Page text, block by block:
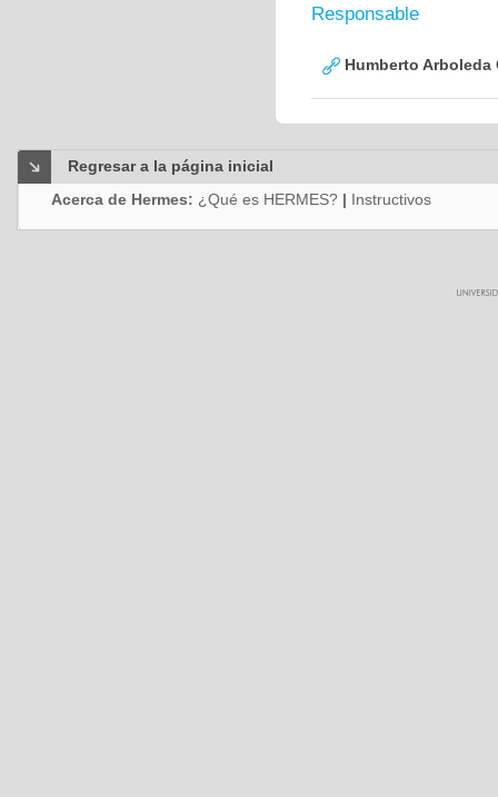
Responsable
Humberto Arboleda
Regresar a la página inicial
Acerca de Hermes: ¿Qué es HERMES? | Instructivos